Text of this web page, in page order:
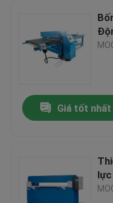
Liên hệ chúng tôi
Máy cắt thủy lực
Máy ép thủy lực
Máy cắt cánh tay
Giá tốt nhất
lực